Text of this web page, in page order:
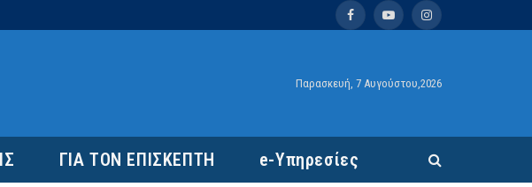
FacebookYouTubeInstagram
Παρασκευή, 7 Αυγούστου,2026
ΓΙΑ ΤΟΝ ΕΠΙΣΚΕΠΤΗ e-Υπηρεσίες